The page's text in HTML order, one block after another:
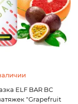
ELF BAR BC
"Grapefruit